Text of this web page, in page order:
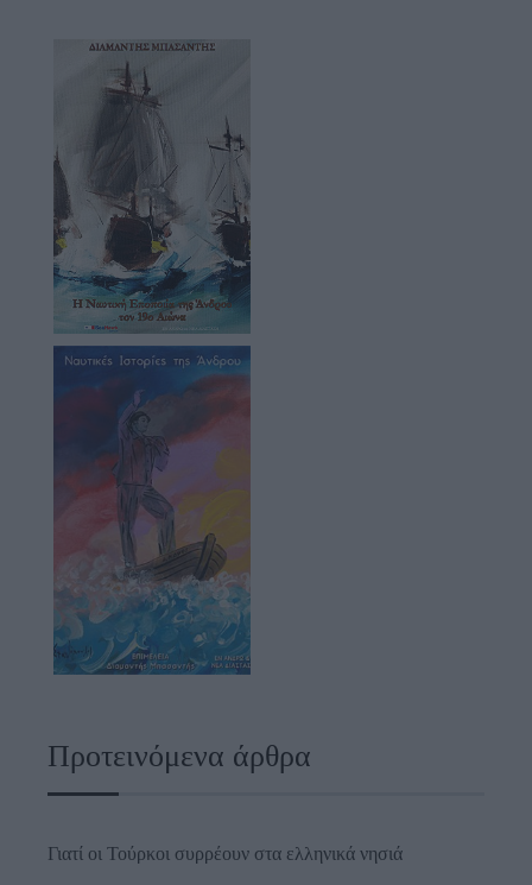
Προτεινόμενα άρθρα
Γιατί οι Τούρκοι συρρέουν στα ελληνικά νησιά